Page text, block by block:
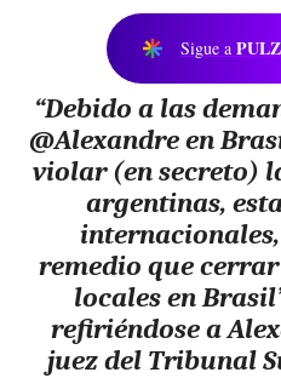
Sigue a
“Debido a las
@Alexandre en
violar (en secreto)
argentinas,
remedio que
locales en Brasil
refiriéndose a
juez del Tribunal